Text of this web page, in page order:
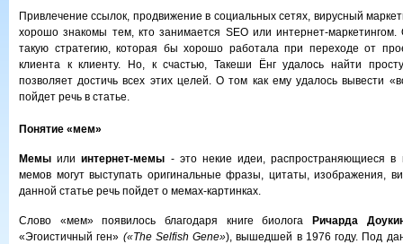
Привлечение ссылок, продвижение в социальных сетях, вирусный
хорошо знакомы тем, кто занимается SEO или интернет-маркетингом.
такую стратегию, которая бы хорошо работала при переходе от
клиента к клиенту. Но, к счастью, Такеши Ёнг удалось найти
позволяет достичь всех этих целей. О том как ему удалось вывести
пойдет речь в статье.
Понятие «мем»
Мемы илиинтернет-мемы - это некие идеи, распространяющиеся в
мемов могут выступать оригинальные фразы, цитаты, изображения,
данной статье речь пойдет о мемах-картинках.
Слово «мем» появилось благодаря книге биолога Ричарда
«Эгоистичный ген» («The Selfish Gene»), вышедшей в 1976 году. Под